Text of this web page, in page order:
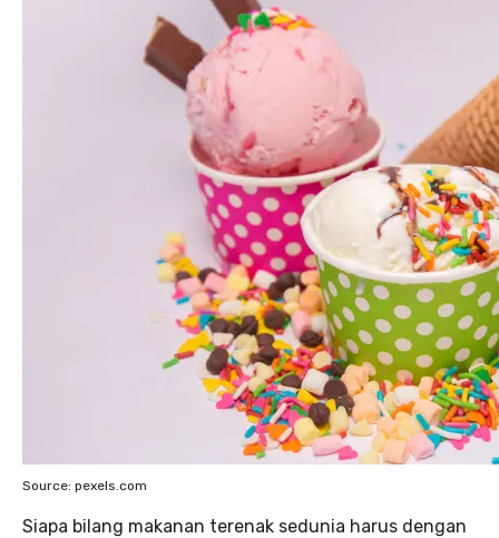
Source: pexels.com
Siapa bilang makanan terenak sedunia harus dengan